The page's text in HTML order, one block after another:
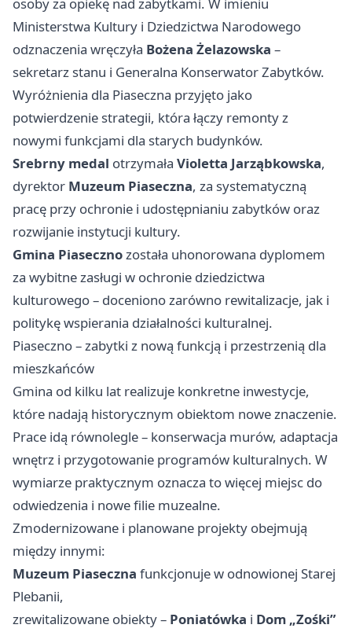
Ministerstwa Kultury i Dziedzictwa Narodowego
odznaczenia wręczyła Bożena Żelazowska –
sekretarz stanu i Generalna Konserwator Zabytków.
Wyróżnienia dla Piaseczna przyjęto jako
potwierdzenie strategii, która łączy remonty z
nowymi funkcjami dla starych budynków.
Srebrny medal otrzymała Violetta Jarząbkowska,
dyrektor Muzeum Piaseczna, za systematyczną
pracę przy ochronie i udostępnianiu zabytków oraz
rozwijanie instytucji kultury.
Gmina Piasecznozostała uhonorowana dyplomem
za wybitne zasługi w ochronie dziedzictwa
kulturowego – doceniono zarówno rewitalizacje, jak i
politykę wspierania działalności kulturalnej.
Piaseczno – zabytki z nową funkcją i przestrzenią dla
mieszkańców
Gmina od kilku lat realizuje konkretne inwestycje,
które nadają historycznym obiektom nowe znaczenie.
Prace idą równolegle – konserwacja murów, adaptacja
wnętrz i przygotowanie programów kulturalnych. W
wymiarze praktycznym oznacza to więcej miejsc do
odwiedzenia i nowe filie muzealne.
Zmodernizowane i planowane projekty obejmują
między innymi:
Muzeum Piaseczna funkcjonuje w odnowionej Starej
Plebanii,
zrewitalizowane obiekty – Poniatówka i Dom „Zośki”